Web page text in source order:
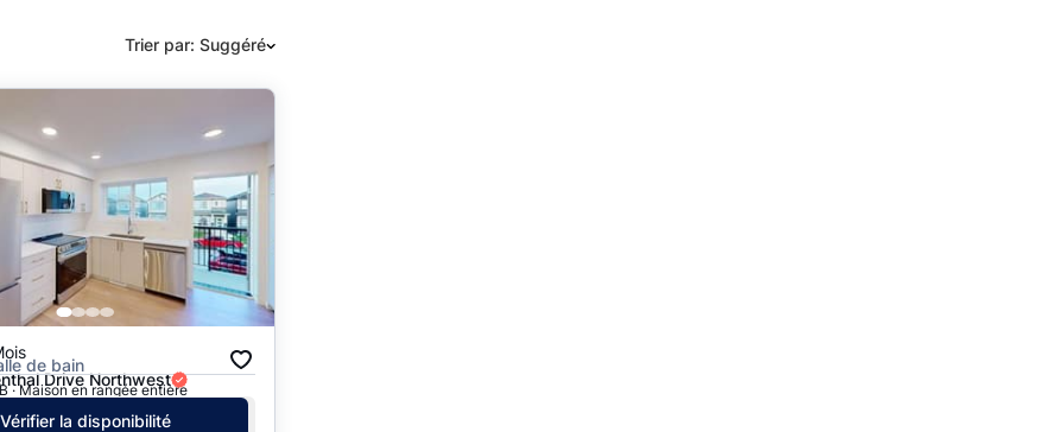
Trier par: Suggéré
Date: les plus récents d’abord
Date: les plus anciens d’abord
Prix - $$$ à $
Prix - $ à $$$
de bain
Drive Northwest
· Maison en rangée entière
Vérifier la disponibilité